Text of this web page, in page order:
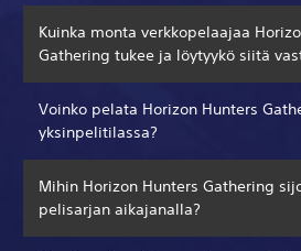
Kuinka monta verkkopelaajaa
Gathering tukee ja löytyykö siitä
Voinko pelata Horizon Hunters
yksinpelitilassa?
Mihin Horizon Hunters Gathering
pelisarjan aikajanalla?